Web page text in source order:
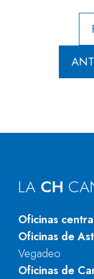
LA CH
Oficinas
Oficinas de
Vegadeo
Oficinas de